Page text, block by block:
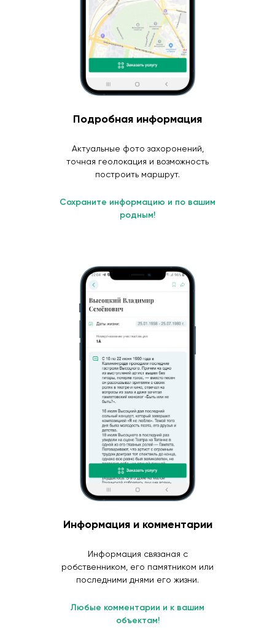
Подробная информация
Актуальные фото захоронений,
точная геолокация и возможность
построить маршрут.
Сохраните информацию и по вашим
родным!
Информация и комментарии
Информация связаная с
робственником, его памятником или
последними днями его жизни.
Любые комментарии и к вашим
объектам!